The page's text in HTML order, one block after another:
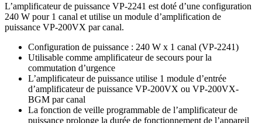
L’amplificateur de puissance VP-2241 est doté d’une configuration
240 W pour 1 canal et utilise un module d’amplification de
puissance VP-200VX par canal.
Configuration de puissance : 240 W x 1 canal (VP-2241)
Utilisable comme amplificateur de secours pour la
commutation d’urgence
L’amplificateur de puissance utilise 1 module d’entrée
d’amplificateur de puissance VP-200VX ou VP-200VX-
BGM par canal
La fonction de veille programmable de l’amplificateur de
puissance prolonge la durée de fonctionnement de l’appareil